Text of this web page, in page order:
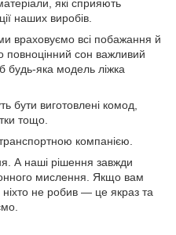
які сприяють
наших виробів.
враховуємо всі побажання й
сон важливий
яка модель ліжка
бути виготовлені комод,
тощо.
компанією.
А наші рішення завжди
мислення. Якщо вам
не робив — це якраз та